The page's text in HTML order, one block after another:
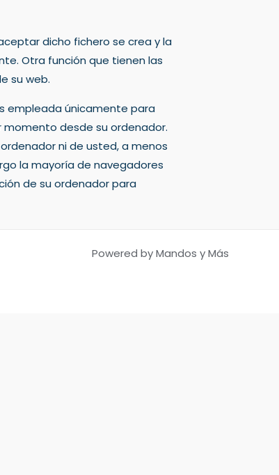
dicho fichero se crea y la
Otra función que tienen las
su web.
empleada únicamente para
desde su ordenador.
ni de usted, a menos
la mayoría de navegadores
de su ordenador para
Powered by Mandos y Más